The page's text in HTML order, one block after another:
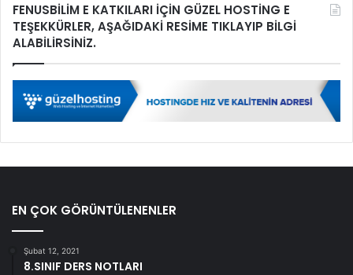
FENUSBİLİM E KATKILARI İÇİN GÜZEL HOSTİNG E
TEŞEKKÜRLER, AŞAĞIDAKİ RESİME TIKLAYIP BİLGİ
ALABİLİRSİNİZ.
EN ÇOK GÖRÜNTÜLENENLER
Şubat 12, 2021
8.SINIF DERS NOTLARI